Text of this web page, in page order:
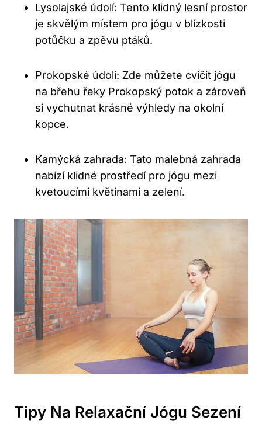
Lysolajské údolí: Tento klidný lesní prostor
je skvělým místem pro jógu v blízkosti
potůčku a zpěvu ptáků.
Prokopské údolí: Zde můžete cvičit jógu
na břehu řeky Prokopský potok a zároveň
si vychutnat krásné výhledy na okolní
kopce.
Kamýcká zahrada: Tato malebná zahrada
nabízí klidné prostředí pro jógu mezi
kvetoucími květinami a zelení.
Tipy Na Relaxační Jógu Sezení